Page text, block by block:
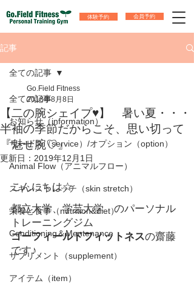
体験予約 会員予約
記事
全ての記事
お知らせ（information）
サービス（service）/オプション（option）
Animal Flow（アニマルフロー）
スキンストレッチ（skin stretch）
栄養と食事（nutrition&diet）
Conditioning＆Mentenance
サプリメント（supplement）
アイテム（item）
全ての記事
【二の腕シェイプ♥】 暑い夏・・・
半袖の季節だからこそ、思い切って
『魅せ腕♡』
Go.Field Fitness
2018年8月8日
更新日： 2019年12月1日
こんにちは☆
都立大学、学芸大学　のパーソナル
トレーニングジム
ゴーフィールドフィットネスの齋藤
です♪